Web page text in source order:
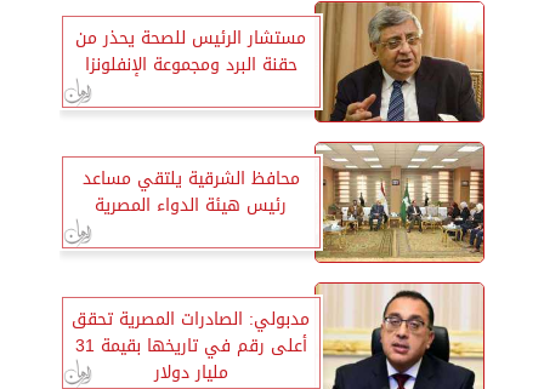
مستشار الرئيس للصحة يحذر من
حقنة البرد ومجموعة الإنفلونزا
محافظ الشرقية يلتقي مساعد
رئيس هيئة الدواء المصرية
مدبولي: الصادرات المصرية تحقق
أعلى رقم في تاريخها بقيمة 31
مليار دولار